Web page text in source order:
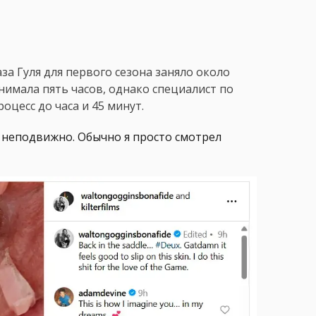
Гуля для первого сезона заняло около
пять часов, однако специалист по
до часа и 45 минут.
Обычно я просто смотрел